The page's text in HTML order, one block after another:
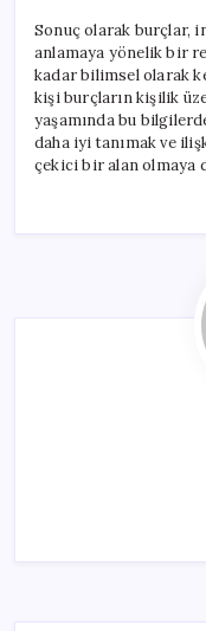
Sonuç olarak burçlar,
anlamaya yönelik bir
kadar bilimsel olarak
kişi burçların kişilik
yaşamında bu
daha iyi tanımak ve
çekici bir alan olmaya